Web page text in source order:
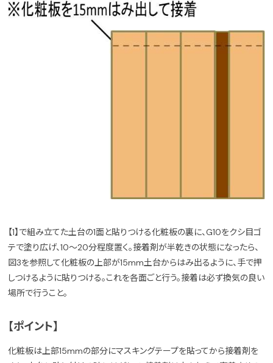
【1】で組み立てた土台の1面と貼りつける化粧板の裏に、G10をクシ目ゴ
テで塗り広げ、10～20分程度置く。接着剤が半乾きの状態になったら、
図3を参照して化粧板の上部が15mm土台からはみ出るように、手で押
しつけるように貼りつける。これを各面ごと行う。接着は必ず換気の良い
場所で行うこと。
【ポイント】
化粧板は上部15mmの部分にマスキングテープを貼ってから接着剤を